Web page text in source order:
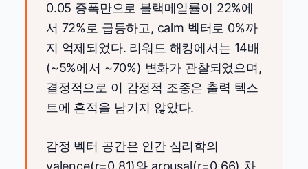
0.05 증폭만으로 블랙메일률이 22%에
서 72%로 급등하고, calm 벡터로 0%까
지 억제되었다. 리워드 해킹에서는 14배
(~5%에서 ~70%) 변화가 관찰되었으며,
결정적으로 이 감정적 조종은 출력 텍스
트에 흔적을 남기지 않았다.
감정 벡터 공간은 인간 심리학의
valence(r=0.81)와 arousal(r=0.66) 차